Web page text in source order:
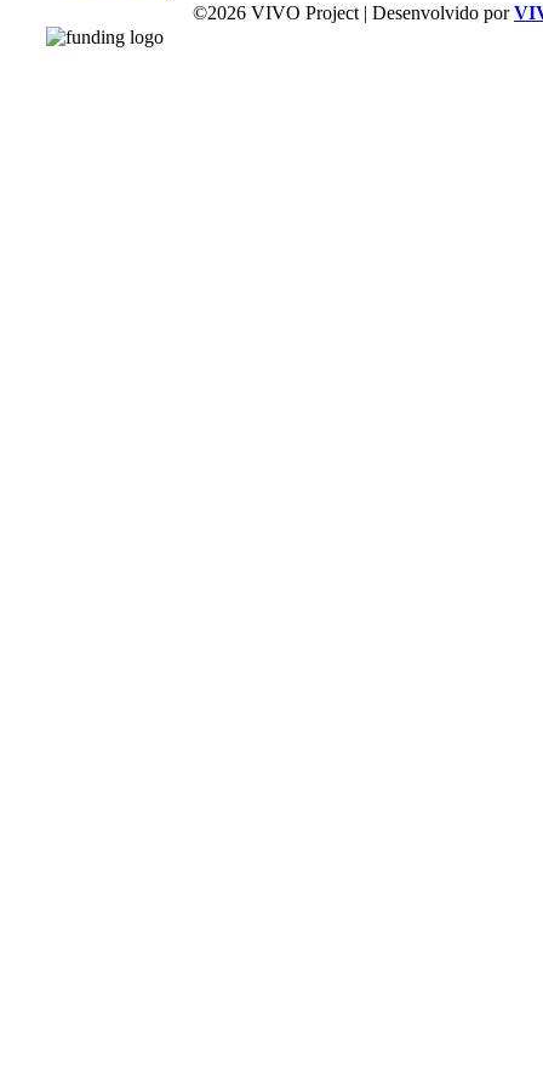
©2026 VIVO Project | Desenvolvido por